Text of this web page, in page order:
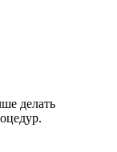
делать